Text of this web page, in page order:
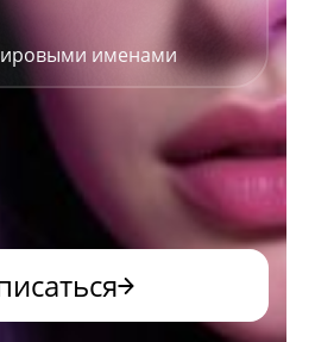
именами